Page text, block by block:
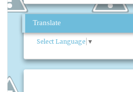
Translate
Select Language ▼